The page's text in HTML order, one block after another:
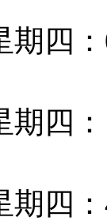
期四
期四
期四